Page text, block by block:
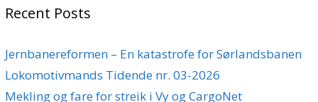
Recent Posts
Jernbanereformen – En katastrofe for Sørlandsbanen
Lokomotivmands Tidende nr. 03-2026
Mekling og fare for streik i Vy og CargoNet